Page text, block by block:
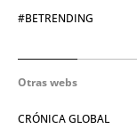
#BETRENDING
Otras webs
CRÓNICA GLOBAL